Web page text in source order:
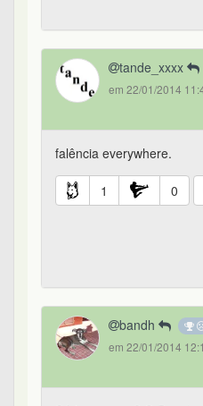
tande_xxxx
em 22/01/2014
falência everywhere.
1 0
bandh
em 22/01/2014